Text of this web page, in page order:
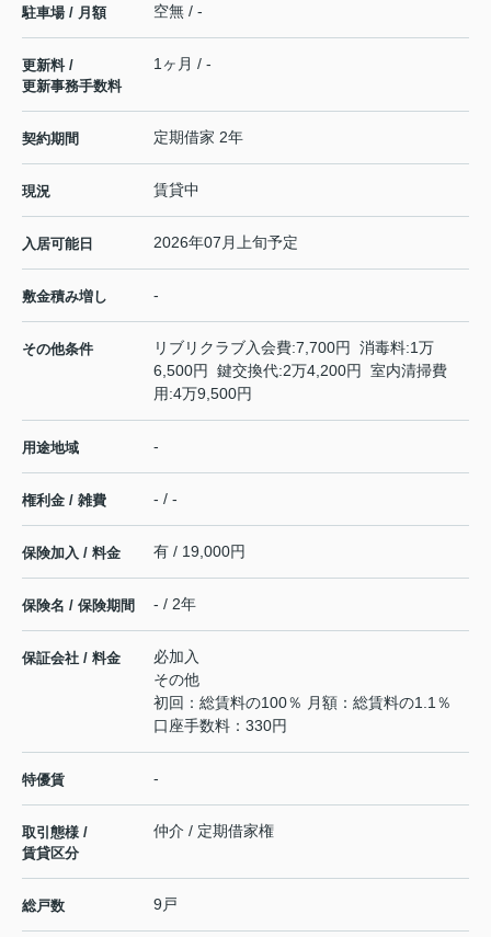
駐車場 / 月額 空無 / -
更新料 /
更新事務手数料
1ヶ月 / -
契約期間 定期借家 2年
現況 賃貸中
入居可能日 2026年07月上旬予定
敷金積み増し -
その他条件
リブリクラブ入会費:7,700円 消毒料:1万
6,500円 鍵交換代:2万4,200円 室内清掃費
用:4万9,500円
用途地域 -
権利金 / 雑費 - / -
保険加入 / 料金 有 / 19,000円
保険名 / 保険期間 - / 2年
保証会社 / 料金
必加入
その他
初回：総賃料の100％ 月額：総賃料の1.1％
口座手数料：330円
特優賃 -
取引態様 /
賃貸区分
仲介 / 定期借家権
総戸数 9戸